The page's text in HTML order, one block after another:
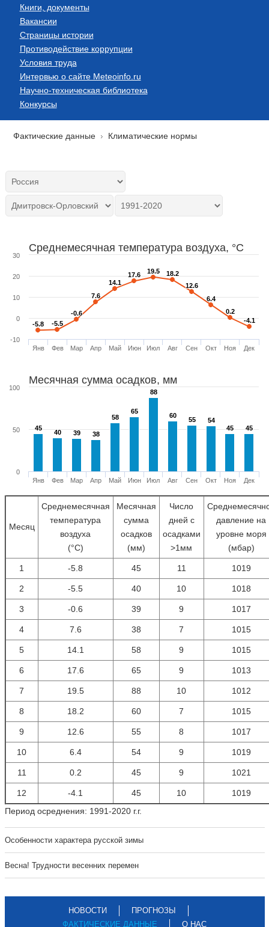
Книги, документы
Вакансии
Страницы истории
Противодействие коррупции
Условия труда
Интервью о сайте Meteoinfo.ru
Научно-техническая библиотека
Конкурсы
Фактические данные Климатические нормы
Среднемесячная температура воздуха, °C
-5.8
-5.8 -5.5
-5.5
-0.6
-0.6
7.6
7.6
14.1
14.1
17.6
17.6 19.5
19.5 18.2
18.2
12.6
12.6
6.4
6.4
0.2
0.2
-4.1
-4.1
Янв Фев Мар Апр Май Июн Июл Авг Сен Окт Ноя Дек
-10
0
10
20
30
Месячная сумма осадков, мм
45
45
40
40 39
39 38
38
58
58
65
65
88
88
60
60
55
55 54
54
45
45 45
45
Янв Фев Мар Апр Май Июн Июл Авг Сен Окт Ноя Дек
0
50
100
Месяц
Среднемесячная
температура
воздуха
(°С)
Месячная
сумма
осадков
(мм)
Число
дней с
осадками
>1мм
давление на
уровне моря
(мбар)
1 -5.8 45 11 1019
2 -5.5 40 10 1018
3 -0.6 39 9 1017
4 7.6 38 7 1015
5 14.1 58 9 1015
6 17.6 65 9 1013
7 19.5 88 10 1012
8 18.2 60 7 1015
9 12.6 55 8 1017
10 6.4 54 9 1019
11 0.2 45 9 1021
12 -4.1 45 10
1019
Период осреднения: 1991-2020 г.г.
Особенности характера русской зимы
Весна! Трудности весенних перемен
НОВОСТИ
ПРОГНОЗЫ
ФАКТИЧЕСКИЕ ДАННЫЕ
О НАС